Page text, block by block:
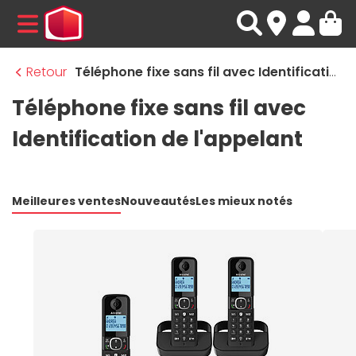
MENU
Retour
Téléphone fixe sans fil avec Identification de l'appelant
Téléphone fixe sans fil avec
Identification de l'appelant
Meilleures ventesNouveautésLes mieux notés